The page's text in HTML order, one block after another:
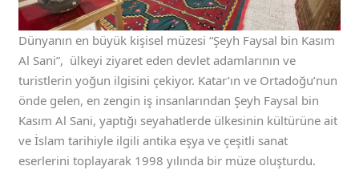
Dünyanın en büyük kişisel müzesi “Şeyh Faysal bin Kasım
Al Sani”, ülkeyi ziyaret eden devlet adamlarının ve
turistlerin yoğun ilgisini çekiyor. Katar’ın ve Ortadoğu’nun
önde gelen, en zengin iş insanlarından Şeyh Faysal bin
Kasım Al Sani, yaptığı seyahatlerde ülkesinin kültürüne ait
ve İslam tarihiyle ilgili antika eşya ve çeşitli sanat
eserlerini toplayarak 1998 yılında bir müze oluşturdu.